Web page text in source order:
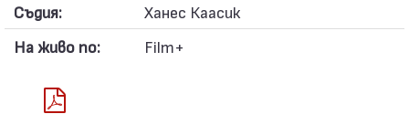
Съдия:
Ханес Каасик
На живо по:
Film+